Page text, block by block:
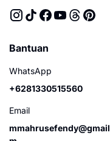
Bantuan
WhatsApp
+6281330515560
Email